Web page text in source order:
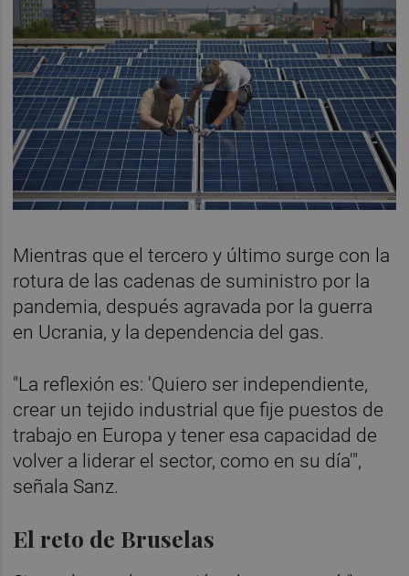
Mientras que el tercero y último surge con la
rotura de las cadenas de suministro por la
pandemia, después agravada por la guerra
en Ucrania, y la dependencia del gas.
"La reflexión es: 'Quiero ser independiente,
crear un tejido industrial que fije puestos de
trabajo en Europa y tener esa capacidad de
volver a liderar el sector, como en su día'",
señala Sanz.
El reto de Bruselas